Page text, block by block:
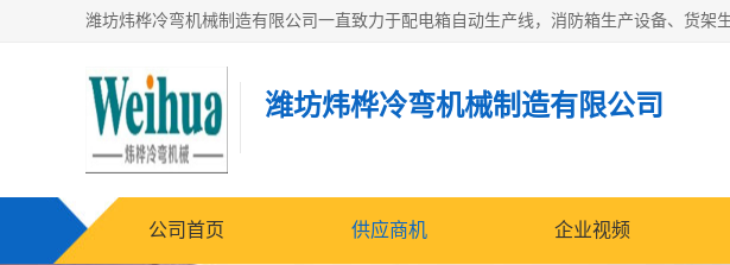
潍坊炜桦冷弯机械制造有限公司
公司首页 供应商机 企业视频